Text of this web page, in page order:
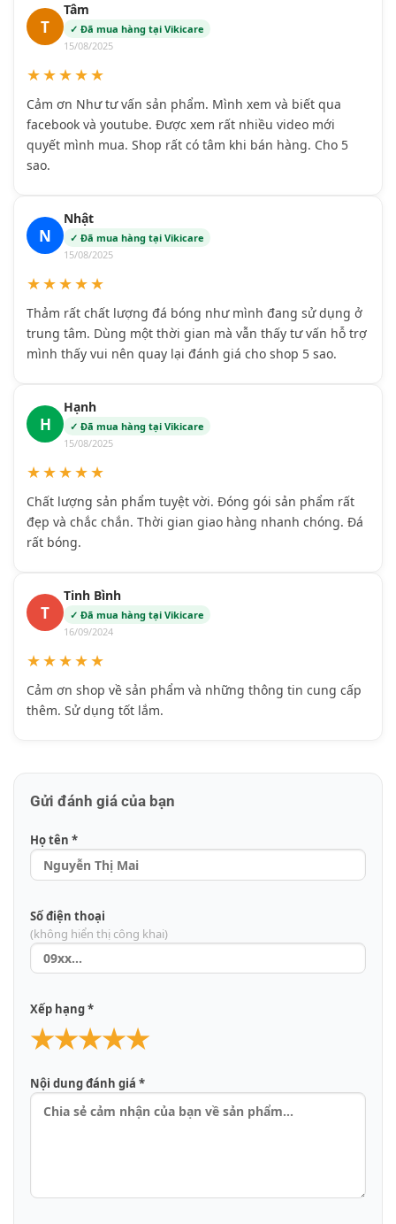
T
Tâm
✓ Đã mua hàng tại Vikicare
15/08/2025
★★★★★
Cảm ơn Như tư vấn sản phẩm. Mình xem và biết qua
facebook và youtube. Được xem rất nhiều video mới
quyết mình mua. Shop rất có tâm khi bán hàng. Cho 5
sao.
N
Nhật
✓ Đã mua hàng tại Vikicare
15/08/2025
★★★★★
Thảm rất chất lượng đá bóng như mình đang sử dụng ở
trung tâm. Dùng một thời gian mà vẫn thấy tư vấn hỗ trợ
mình thấy vui nên quay lại đánh giá cho shop 5 sao.
H
Hạnh
✓ Đã mua hàng tại Vikicare
15/08/2025
★★★★★
Chất lượng sản phẩm tuyệt vời. Đóng gói sản phẩm rất
đẹp và chắc chắn. Thời gian giao hàng nhanh chóng. Đá
rất bóng.
T
Tinh Bình
✓ Đã mua hàng tại Vikicare
16/09/2024
★★★★★
Cảm ơn shop về sản phẩm và những thông tin cung cấp
thêm. Sử dụng tốt lắm.
Gửi đánh giá của bạn
Họ tên *
Số điện thoại
(không hiển thị công khai)
Xếp hạng *
★★★★★
Nội dung đánh giá *